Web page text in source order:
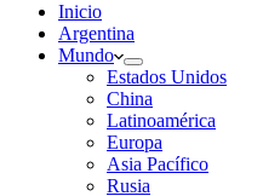
Inicio
Argentina
Mundo
Estados Unidos
China
Latinoamérica
Europa
Asia Pacífico
Rusia